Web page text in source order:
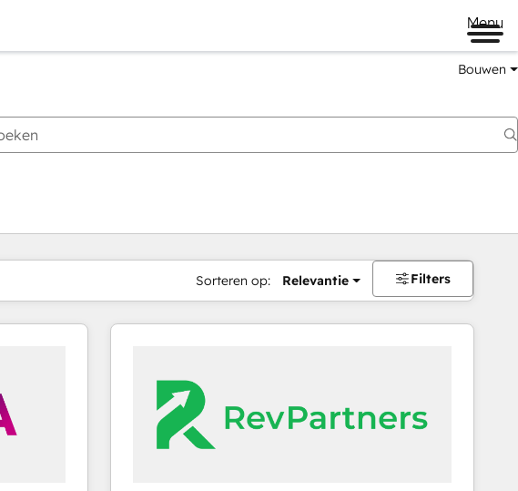
Menu
Bouwen
Sorteren op: Relevantie Filters
PaginaPagina